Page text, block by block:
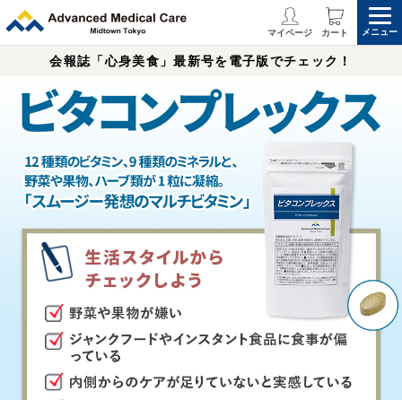
マイページ カート メニュー
会報誌「心身美食」最新号を電子版でチェック！